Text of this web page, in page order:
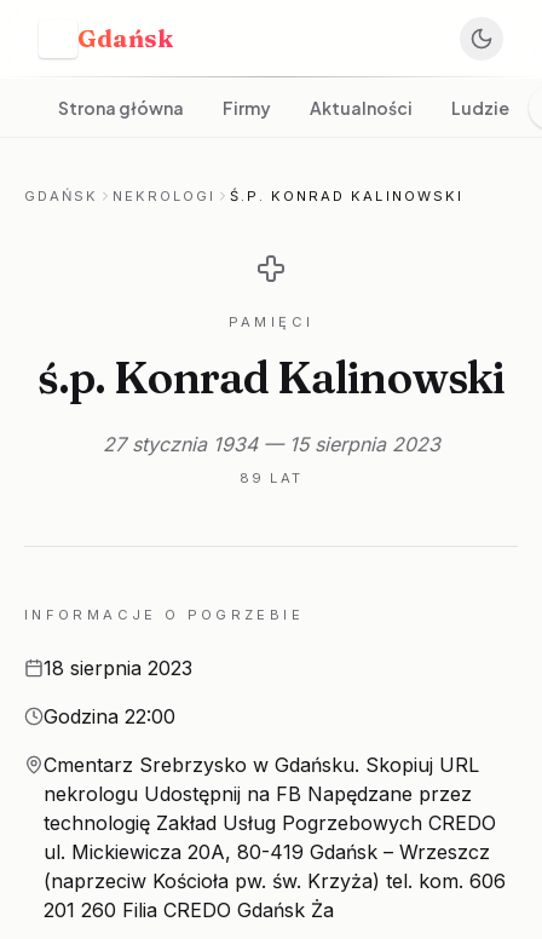
Gdańsk
Strona główna Firmy Aktualności Ludzie
GDAŃSK NEKROLOGI Ś.P. KONRAD KALINOWSKI
PAMIĘCI
ś.p. Konrad Kalinowski
27 stycznia 1934 — 15 sierpnia 2023
89 LAT
INFORMACJE O POGRZEBIE
Data18 sierpnia 2023
Godzina
Godzina 22:00
Miejsce
Cmentarz Srebrzysko w Gdańsku. Skopiuj URL
nekrologu Udostępnij na FB Napędzane przez
technologię Zakład Usług Pogrzebowych CREDO
ul. Mickiewicza 20A, 80-419 Gdańsk – Wrzeszcz
(naprzeciw Kościoła pw. św. Krzyża) tel. kom. 606
201 260 Filia CREDO Gdańsk Ża